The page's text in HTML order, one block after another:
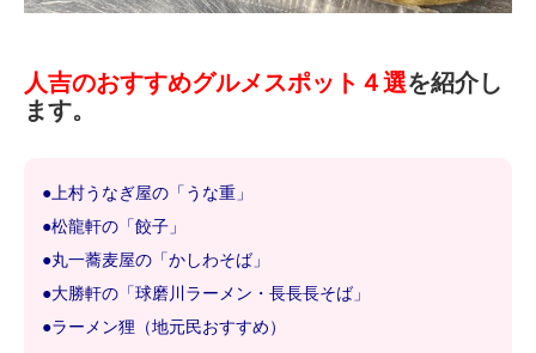
人吉のおすすめグルメスポット４選を紹介し
ます。
●上村うなぎ屋の「うな重」
●松龍軒の「餃子」
●丸一蕎麦屋の「かしわそば」
●大勝軒の「球磨川ラーメン・長長長そば」
●ラーメン狸（地元民おすすめ）